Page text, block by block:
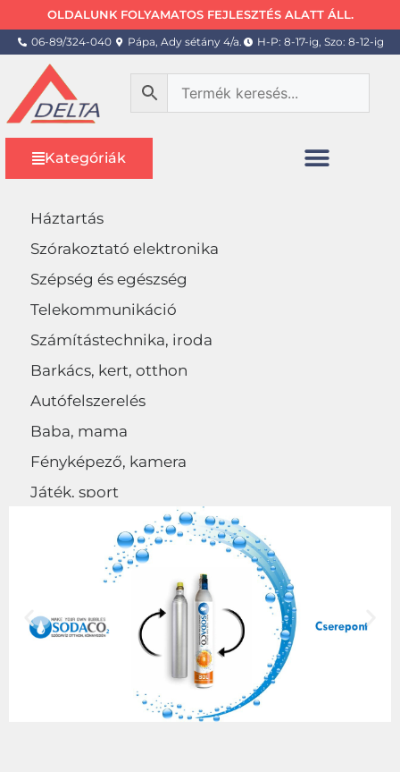
OLDALUNK FOLYAMATOS FEJLESZTÉS ALATT ÁLL.
06-89/324-040 Pápa, Ady sétány 4/a. H-P: 8-17-ig, Szo: 8-12-ig
Kategóriák
Háztartás
Szórakoztató elektronika
Szépség és egészség
Telekommunikáció
Számítástechnika, iroda
Barkács, kert, otthon
Autófelszerelés
Baba, mama
Fényképező, kamera
Játék, sport